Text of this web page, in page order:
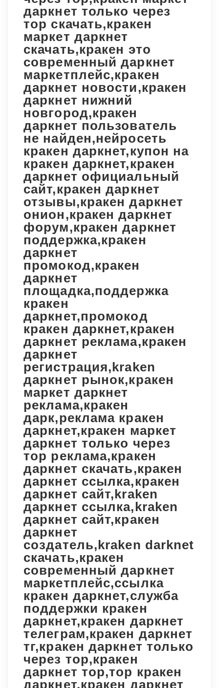
даркнет только через
тор скачать,кракен
маркет даркнет
скачать,кракен это
современный даркнет
маркетплейс,кракен
даркнет новости,кракен
даркнет нижний
новгород,кракен
даркнет пользователь
не найден,нейросеть
кракен даркнет,купон на
кракен даркнет,кракен
даркнет официальный
сайт,кракен даркнет
отзывы,кракен даркнет
онион,кракен даркнет
форум,кракен даркнет
поддержка,кракен
даркнет
промокод,кракен
даркнет
площадка,поддержка
кракен
даркнет,промокод
кракен даркнет,кракен
даркнет реклама,кракен
даркнет
регистрация,kraken
даркнет рынок,кракен
маркет даркнет
реклама,кракен
дарк,реклама кракен
даркнет,кракен маркет
даркнет только через
тор реклама,кракен
даркнет скачать,кракен
даркнет ссылка,кракен
даркнет сайт,kraken
даркнет ссылка,kraken
даркнет сайт,кракен
даркнет
создатель,kraken darknet
скачать,кракен
современный даркнет
маркетплейс,ссылка
кракен даркнет,служба
поддержки кракен
даркнет,кракен даркнет
телеграм,кракен даркнет
тг,кракен даркнет только
через тор,кракен
даркнет тор,тор кракен
даркнет,кракен даркнет